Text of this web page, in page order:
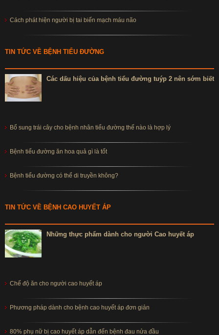
Cách phát hiện người bị tai biến mạch máu não
TIN TỨC VỀ BỆNH TIỂU ĐƯỜNG
Các dấu hiệu của bệnh tiểu đường tuýp 2 nên sớm biết
Bổ sung trái cây cho bệnh nhân tiểu đường thế nào là hợp lý
Bệnh tiểu đường ăn hoa quả gì là tốt
Bệnh tiểu đường có thể di truyền không?
TIN TỨC VỀ BỆNH CAO HUYẾT ÁP
Những thực phẩm dành cho người Cao huyết áp
Chế độ ăn cho người cao huyết áp
Phương pháp dành cho bệnh cao huyết áp đơn giản
80% phụ nữ bị cao huyết áp dẫn đến bệnh đau nửa đầu